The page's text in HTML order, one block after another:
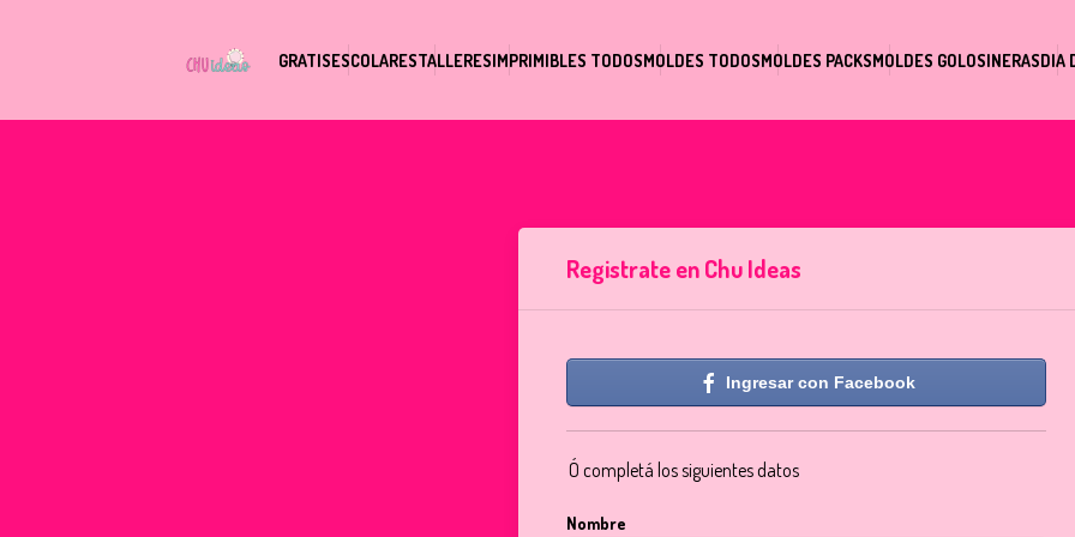
GRATISESCOLARESTALLERESIMPRIMIBLES TODOSMOLDES TODOSMOLDES PACKSMOLDES GOLOSINERASDIA
Registrate en Chu Ideas
Ingresar con Facebook
Ó completá los siguientes datos
Nombre